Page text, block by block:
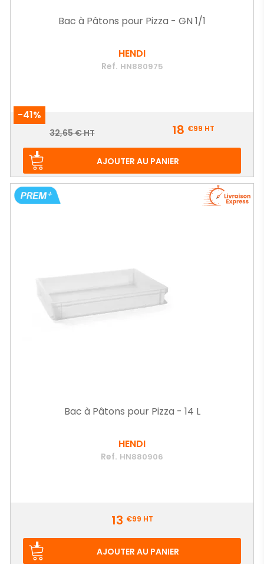
Bac à Pâtons pour Pizza - GN 1/1
HENDI
Ref. HN880975
-41%
Prix
Prix
32,65 € HT 18 €99 HT
AJOUTER AU PANIER
Bac à Pâtons pour Pizza - 14 L
HENDI
Ref. HN880906
13 €99 HT
AJOUTER AU PANIER